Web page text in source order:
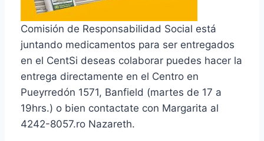
Comisión de Responsabilidad Social está
juntando medicamentos para ser entregados
en el CentSi deseas colaborar puedes hacer la
entrega directamente en el Centro en
Pueyrredón 1571, Banfield (martes de 17 a
19hrs.) o bien contactate con Margarita al
4242-8057.ro Nazareth.